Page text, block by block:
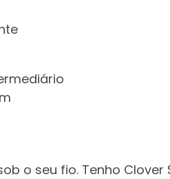
o seu fio. Tenho Clover